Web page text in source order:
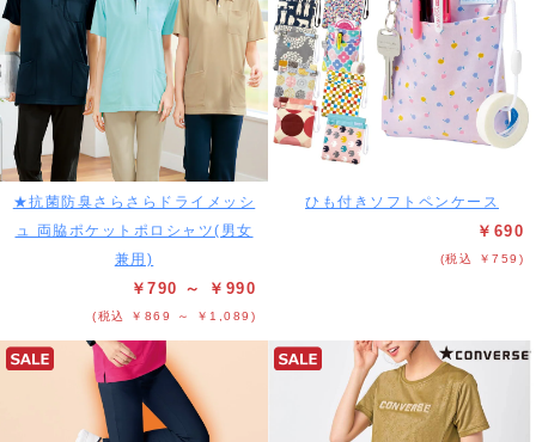
★抗菌防臭さらさらドライメッシ
ュ 両脇ポケットポロシャツ(男女
兼用)
￥790 ～ ￥990
(税込 ￥869 ～ ￥1,089)
ひも付きソフトペンケース
￥690
(税込 ￥759)